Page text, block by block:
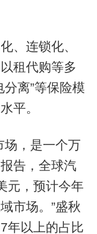
连锁化、
租代购等多
离”等保险模
平。
，是一个万
告，全球汽
元，预计今年
市场。”盛秋
年以上的占比